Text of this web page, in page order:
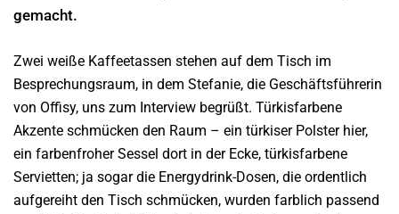
gemacht.
Zwei weiße Kaffeetassen stehen auf dem Tisch im
Besprechungsraum, in dem Stefanie, die Geschäftsführerin
von Offisy, uns zum Interview begrüßt. Türkisfarbene
Akzente schmücken den Raum – ein türkiser Polster hier,
ein farbenfroher Sessel dort in der Ecke, türkisfarbene
Servietten; ja sogar die Energydrink-Dosen, die ordentlich
aufgereiht den Tisch schmücken, wurden farblich passend